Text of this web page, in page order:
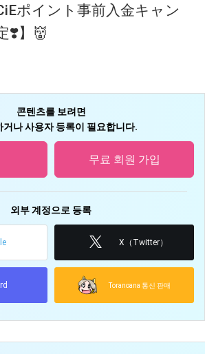
ポイント事前入金キャン
❣️】👹
콘텐츠를 보려면
거나 사용자 등록이 필요합니다.
무료 회원 가입
외부 계정으로 등록
X（Twitter）
Toranoana 통신 판매